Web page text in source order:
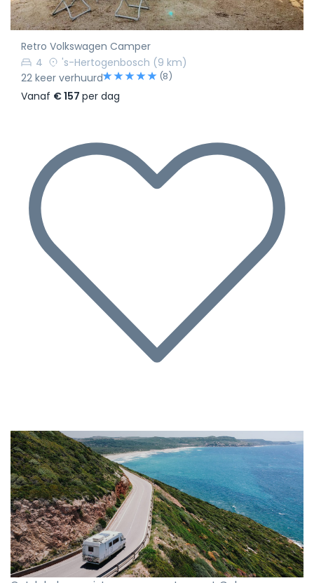
Retro Volkswagen Camper
4
's-Hertogenbosch (9 km)
22 keer verhuurd
(8)
Vanaf € 157 per dag